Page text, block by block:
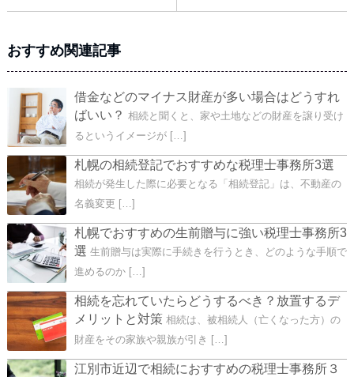
おすすめ関連記事
借金などのマイナス財産が多い場合はどうすれ
ばいい？ 相続と聞くと、家や土地などの財産を譲り受け
るというイメージが […]
札幌の相続登記でおすすめな税理士事務所3選
相続が発生した際に必要となる「相続登記」は、不動産の
名義変更 […]
札幌でおすすめの生前贈与に強い税理士事務所3
選 生前贈与は実際に手続きを行うとき、どのような手順で
進めるのか […]
相続を忘れていたらどうするべき？放置するデ
メリットと対策 相続は、被相続人（亡くなった方）の
財産をその家族や親族が引き […]
江別市近辺で相続におすすめの税理士事務所３